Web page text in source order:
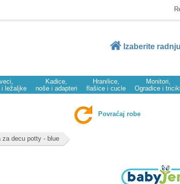
Izaberite radnju
i ležaljke
Kadice,
noše i adapteri
Hranilice,
flašice i cucle
Monitori,
Ogradice i
Povraćaj robe
za decu potty - blue